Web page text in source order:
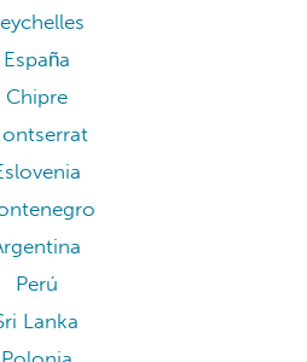
España
Chipre
Perú
Lanka